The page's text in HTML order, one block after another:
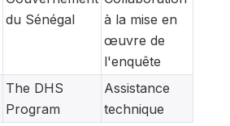
du Sénégal
à la mise en
œuvre de
l'enquête
The DHS
Program
Assistance
technique